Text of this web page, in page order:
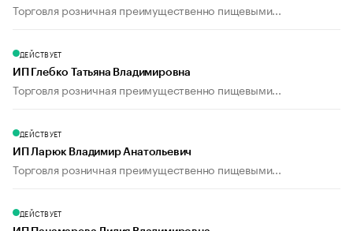
Торговля розничная преимущественно пищевыми...
ДЕЙСТВУЕТ
ИП Глебко Татьяна Владимировна
Торговля розничная преимущественно пищевыми...
ДЕЙСТВУЕТ
ИП Ларюк Владимир Анатольевич
Торговля розничная преимущественно пищевыми...
ДЕЙСТВУЕТ